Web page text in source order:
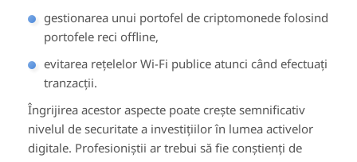
gestionarea unui portofel de criptomonede folosind
portofele reci offline,
evitarea rețelelor Wi-Fi publice atunci când efectuați
tranzacții.
Îngrijirea acestor aspecte poate crește semnificativ
nivelul de securitate a investițiilor în lumea activelor
digitale. Profesioniștii ar trebui să fie conștienți de